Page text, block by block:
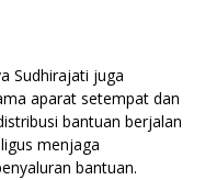
Sudhirajati juga
aparat setempat dan
bantuan berjalan
menjaga
bantuan.